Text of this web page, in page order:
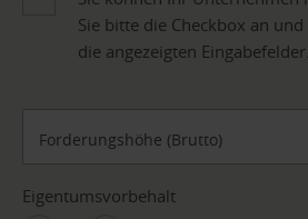
Sie bitte die Checkbox an
die angezeigten Eingabefelder.
Forderungshöhe (Brutto)
Eigentumsvorbehalt